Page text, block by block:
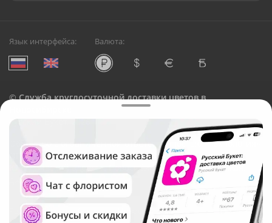
Язык интерфейса: Валюта:
©Служба круглосуточной доставки цветов в
Русский Букет, 2026
Общество с ограниченной ответственностью «Технология»
ОГРН: 1195476081745, ИНН: 5410081997
Юридический адрес: г. Новосибирск, ул. Ипподромская,
д.42, оф. 3
Рейтинг Русского букета в г. Новосибирск